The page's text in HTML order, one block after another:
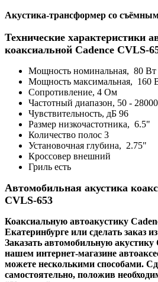
Акустика-трансформер со
Технические характеристики
коаксиальной Cadence CVLS-
Мощность номинальная, 80 Вт
Мощность максимальная, 160
Сопротивление, 4 Ом
Частотный диапазон, 50 -
Чувствительность, дБ 96
Размер низкочастотника, 6.5"
Количество полос 3
Установочная глубина, 2.75"
Кроссовер внешний
Гриль есть
Автомобильная акустика
CVLS-653
Коаксиальную автоакустику
Екатеринбурге или сделать заказ
Заказать автомобильную акустику
нашем интернет-магазине
можете несколькими способами.
самостоятельно, положив